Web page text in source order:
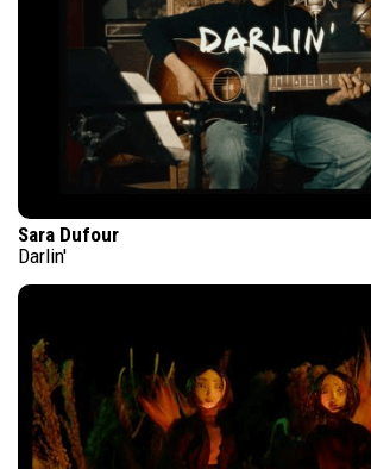
Sara Dufour
Darlin'